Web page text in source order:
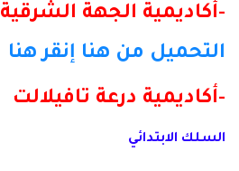
-أكاديمية الجهة الشرقية
التحميل من هنا إنقر هنا
-أكاديمية درعة تافيلالت
السلك الابتدائي